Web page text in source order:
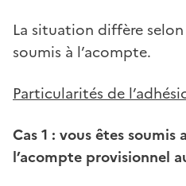
La situation diffère
soumis à l’acompte.
Particularités de
Cas 1 : vous êtes soumis
l’acompte provisionnel